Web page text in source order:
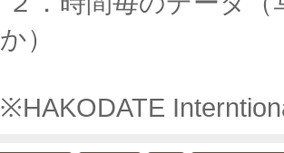
か）
※HAKODATE